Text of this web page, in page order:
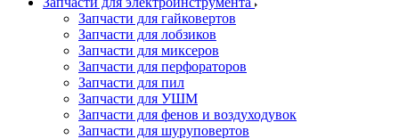
Запчасти для гайковертов
Запчасти для лобзиков
Запчасти для миксеров
Запчасти для перфораторов
Запчасти для пил
Запчасти для УШМ
Запчасти для фенов и воздуходувок
Запчасти для шуруповертов